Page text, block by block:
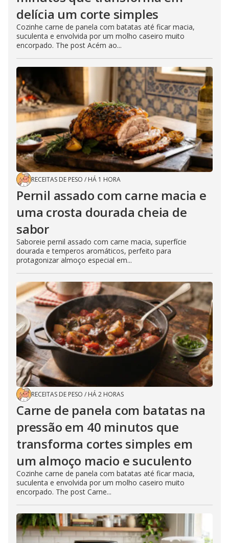
delícia um corte simples
Cozinhe carne de panela com batatas até ficar macia,
suculenta e envolvida por um molho caseiro muito
encorpado. The post Acém ao...
RECEITAS DE PESO / HÁ 1 HORA
Pernil assado com carne macia e
uma crosta dourada cheia de
sabor
Saboreie pernil assado com carne macia, superfície
dourada e temperos aromáticos, perfeito para
protagonizar almoço especial em...
RECEITAS DE PESO / HÁ 2 HORAS
Carne de panela com batatas na
pressão em 40 minutos que
transforma cortes simples em
um almoço macio e suculento
Cozinhe carne de panela com batatas até ficar macia,
suculenta e envolvida por um molho caseiro muito
encorpado. The post Carne...